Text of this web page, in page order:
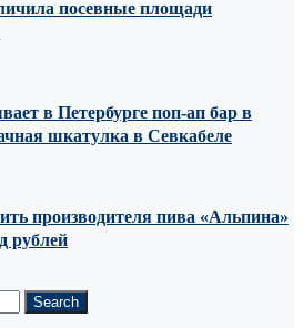
посевные площади
в Петербурге поп-ап бар в
шкатулка в Севкабеле
производителя пива «Альпина»
рублей